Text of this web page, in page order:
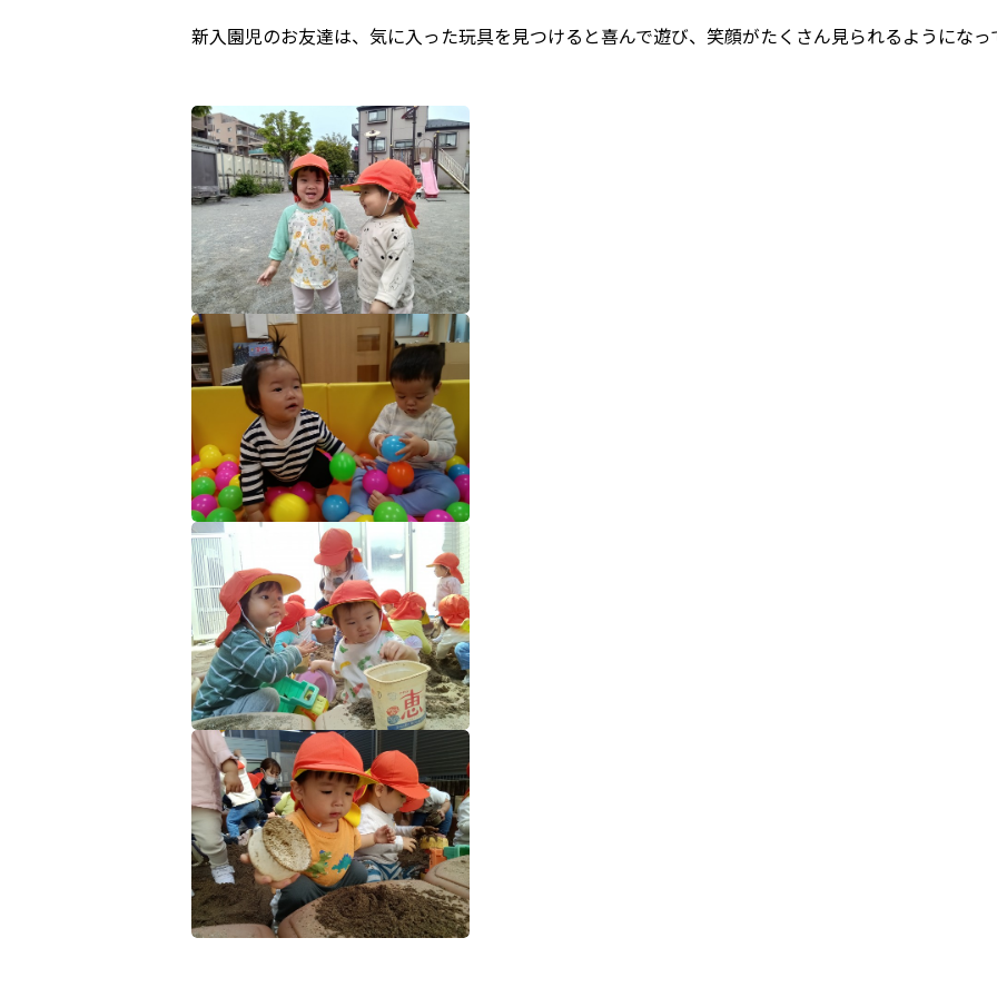
新入園児のお友達は、気に入った玩具を見つけると喜んで遊び、笑顔がたくさん見られるようになっ